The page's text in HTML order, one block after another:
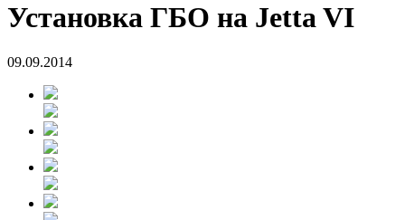
Установка ГБО на Jetta VI
09.09.2014